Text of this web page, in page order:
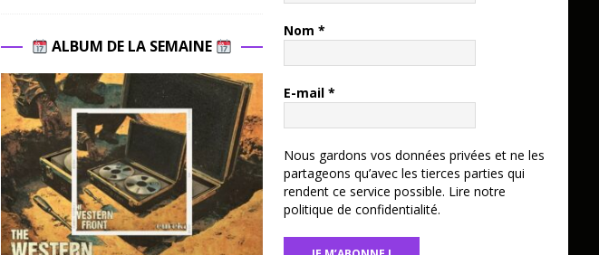
ALBUM DE LA SEMAINE
Nom *
E-mail *
Nous gardons vos données privées et ne les
partageons qu’avec les tierces parties qui
rendent ce service possible. Lire notre
politique de confidentialité.